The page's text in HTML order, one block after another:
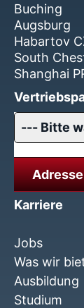
Buching
Augsburg
Habartov
South
Shanghai
Karriere
Jobs
Was wir
Ausbildung
Studium